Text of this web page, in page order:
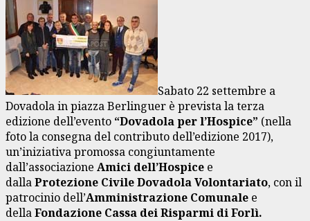
Sabato 22 settembre a
Dovadola in piazza Berlinguer è prevista la terza
edizione dell’evento “Dovadola per l’Hospice” (nella
foto la consegna del contributo dell’edizione 2017),
un’iniziativa promossa congiuntamente
dall’associazione Amici dell’Hospice e
dallaProtezione Civile Dovadola Volontariato, con il
patrocinio dell’Amministrazione Comunale e
dellaFondazione Cassa dei Risparmi di Forlì.